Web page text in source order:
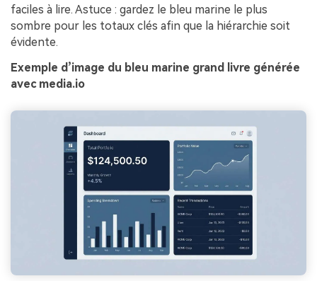
faciles à lire. Astuce : gardez le bleu marine le plus
sombre pour les totaux clés afin que la hiérarchie soit
évidente.
Exemple d’image du bleu marine grand livre générée
avec media.io